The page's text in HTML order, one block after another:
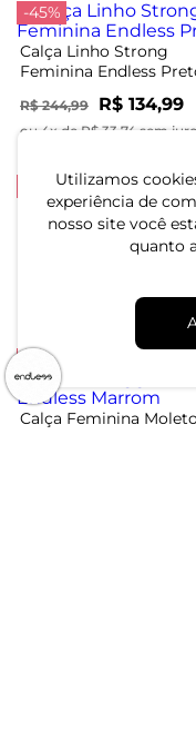
Utilizamos
experiência de
nosso site você
quanto
-45%
Calça Linho Strong
Feminina Endless
R$ 244,99 R$ 134,99
ou 4x de R$ 33,74 sem
-58%
Calça Feminina
ou 2x de R$ 39,99 sem juros
-49%
Calça Feminina